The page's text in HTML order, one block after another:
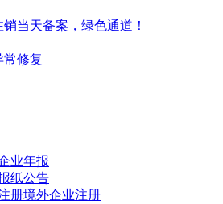
当天备案，绿色通道！
常修复
业年报
纸公告
境外企业注册